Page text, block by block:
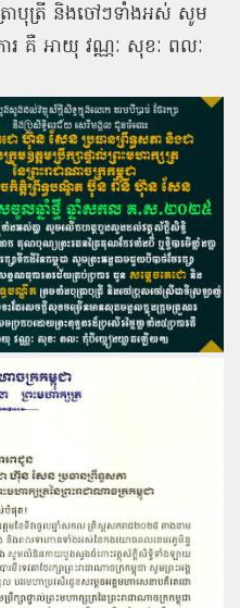
ត្រាបុត្រី និងចៅៗទាំងអស់ សូម
រ គឺ អាយុ វណ្ណៈ សុខៈ ពលៈ